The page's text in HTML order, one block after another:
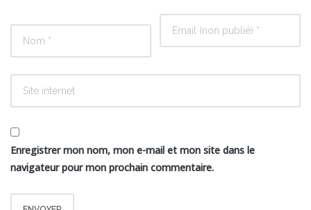
Enregistrer mon nom, mon e-mail et mon site dans le
navigateur pour mon prochain commentaire.